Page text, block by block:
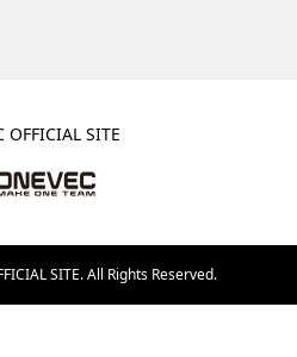
OFFICIAL SITE
SITE. All Rights Reserved.